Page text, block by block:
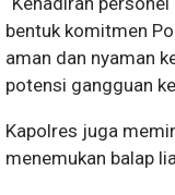
bentuk komitmen
aman dan nyaman
potensi gangguan
Kapolres juga
menemukan balap